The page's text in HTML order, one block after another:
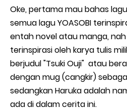
Oke, pertama mau bahas
semua lagu YOASOBI
entah novel atau manga, nah
terinspirasi oleh karya tulis
berjudul "Tsuki Ouji" atau
dengan mug (cangkir)
sedangkan Haruka adalah
ada di dalam cerita ini.